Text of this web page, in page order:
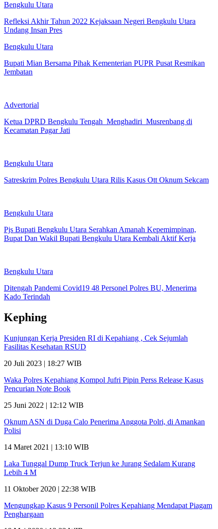
Bengkulu Utara
Refleksi Akhir Tahun 2022 Kejaksaan Negeri Bengkulu Utara
Undang Insan Pres
Bengkulu Utara
Bupati Mian Bersama Pihak Kementerian PUPR Pusat Resmikan
Jembatan
Advertorial
Ketua DPRD Bengkulu Tengah Menghadiri Musrenbang di
Kecamatan Pagar Jati
Bengkulu Utara
Satreskrim Polres Bengkulu Utara Rilis Kasus Ott Oknum Sekcam
Bengkulu Utara
Pjs Bupati Bengkulu Utara Serahkan Amanah Kepemimpinan,
Bupat Dan Wakil Bupati Bengkulu Utara Kembali Aktif Kerja
Bengkulu Utara
Ditengah Pandemi Covid19 48 Personel Polres BU, Menerima
Kado Terindah
Kephing
Kunjungan Kerja Presiden RI di Kepahiang , Cek Sejumlah
Fasilitas Kesehatan RSUD
20 Juli 2023 | 18:27 WIB
Waka Polres Kepahiang Kompol Jufri Pipin Perss Release Kasus
Pencurian Note Book
25 Juni 2022 | 12:12 WIB
Oknum ASN di Duga Calo Penerima Anggota Polri, di Amankan
Polisi
14 Maret 2021 | 13:10 WIB
Laka Tunggal Dump Truck Terjun ke Jurang Sedalam Kurang
Lebih 4 M
11 Oktober 2020 | 22:38 WIB
Mengungkap Kasus 9 Personil Polres Kepahiang Mendapat Piagam
Penghargaan